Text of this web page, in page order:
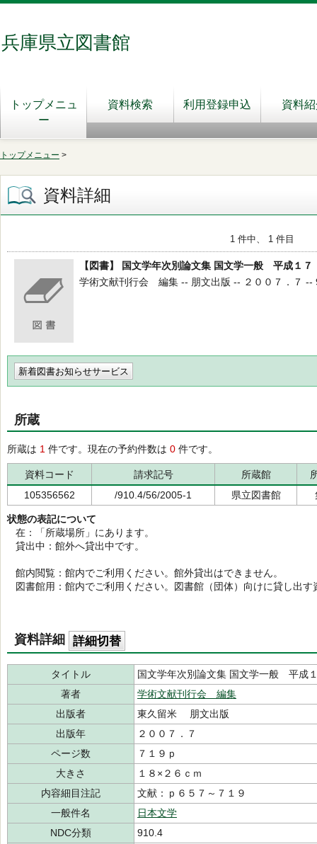
兵庫県立図書館
トップメニュ
ー
資料検索 利用登録申込 資料
トップメニュー >
資料詳細
1 件中、 1 件目
【図書】 国文学年次別論文集 国文学一般 平成１７
学術文献刊行会 編集 -- 朋文出版 -- ２００７．７ --
新着図書お知らせサービス
所蔵
所蔵は 1 件です。現在の予約件数は 0 件です。
資料コード 請求記号 所蔵館
105356562
/910.4/56/2005-1 県立図書館
状態の表記について
在：「所蔵場所」にあります。
貸出中：館外へ貸出中です。
館内閲覧：館内でご利用ください。館外貸出はできません。
図書館用：館内でご利用ください。図書館（団体）向けに貸し出す
資料詳細 詳細切替
タイトル
国文学年次別論文集 国文学一般 平成
著者
学術文献刊行会 編集
出版者
東久留米 朋文出版
出版年
２００７．７
ページ数
７１９ｐ
大きさ
１８×２６ｃｍ
内容細目注記
文献：ｐ６５７～７１９
一般件名
日本文学
NDC分類
910.4